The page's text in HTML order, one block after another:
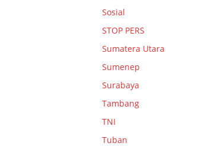
Sosial
STOP PERS
Sumatera Utara
Sumenep
Surabaya
Tambang
TNI
Tuban